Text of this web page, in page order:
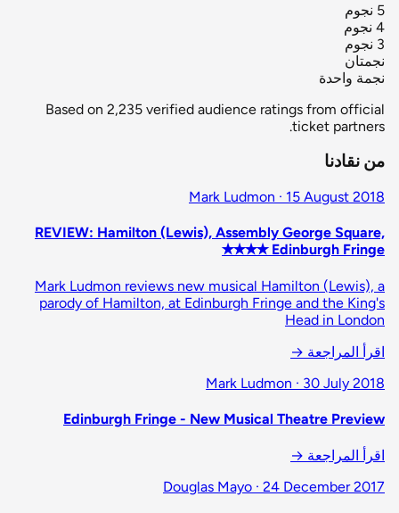
5 نجوم
4 نجوم
3 نجوم
نجمتان
نجمة واحدة
Based on 2,235 verified audience ratings from official
ticket partners.
من نقادنا
Mark Ludmon · 15 August 2018
REVIEW: Hamilton (Lewis), Assembly George Square,
Edinburgh Fringe ✭✭✭✭
Mark Ludmon reviews new musical Hamilton (Lewis), a
parody of Hamilton, at Edinburgh Fringe and the King's
Head in London
اقرأ المراجعة →
Mark Ludmon · 30 July 2018
Edinburgh Fringe - New Musical Theatre Preview
اقرأ المراجعة →
Douglas Mayo · 24 December 2017